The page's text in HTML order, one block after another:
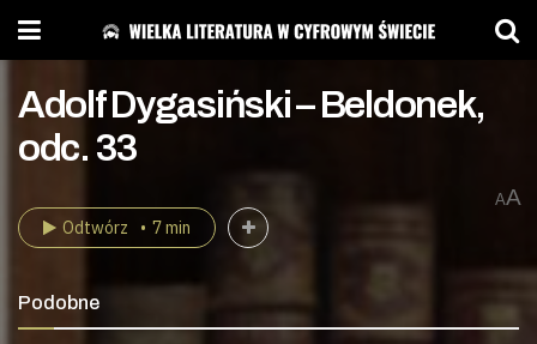
Adolf Dygasiński – Beldonek,
odc. 33
AA
Odtwórz 7 min
Podobne